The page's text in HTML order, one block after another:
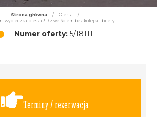
Strona główna / Oferta
/
wycieczka piesza 3D z wejściem bez kolejki - bilety
Numer oferty:5/18111
Terminy / rezerwacja